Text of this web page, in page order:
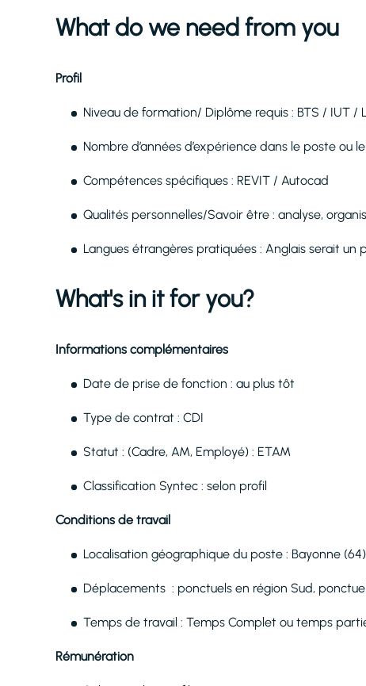
What do we need from you
Profil
Niveau de formation/ Diplôme requis : BTS / IUT /
Nombre d’années d’expérience dans le poste ou
Compétences spécifiques : REVIT / Autocad
Qualités personnelles/Savoir être : analyse,
Langues étrangères pratiquées : Anglais serait un
What's in it for you?
Informations complémentaires
Date de prise de fonction : au plus tôt
Type de contrat : CDI
Statut : (Cadre, AM, Employé) : ETAM
Classification Syntec : selon profil
Conditions de travail
Localisation géographique du poste : Bayonne (64)
Déplacements : ponctuels en région Sud,
Temps de travail : Temps Complet ou temps
Rémunération